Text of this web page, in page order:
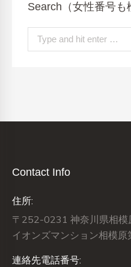
Search（女性番号も
Search:
Contact Info
住所:
〒252-0231 神奈川県相
イオンズマンション相模
連絡先電話番号: